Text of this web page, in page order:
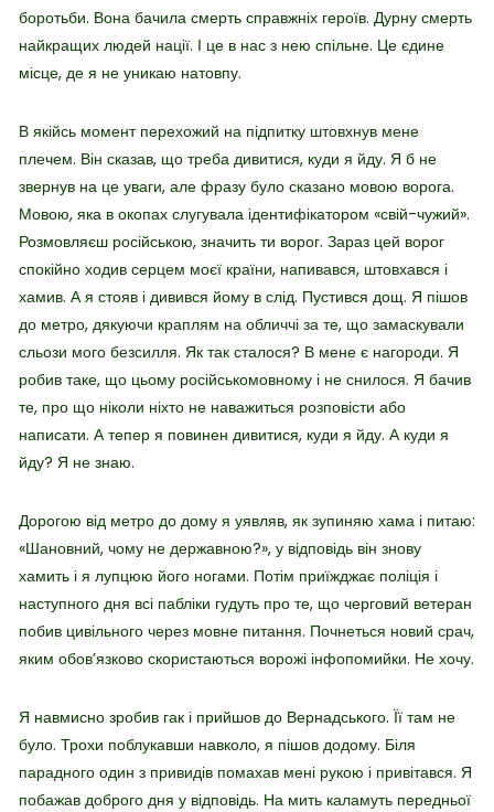
боротьби. Вона бачила смерть справжніх героїв. Дурну смерть
найкращих людей нації. І це в нас з нею спільне. Це єдине
місце, де я не уникаю натовпу.
В якійсь момент перехожий на підпитку штовхнув мене
плечем. Він сказав, що треба дивитися, куди я йду. Я б не
звернув на це уваги, але фразу було сказано мовою ворога.
Мовою, яка в окопах слугувала ідентифікатором «свій-чужий».
Розмовляєш російською, значить ти ворог. Зараз цей ворог
спокійно ходив серцем моєї країни, напивався, штовхався і
хамив. А я стояв і дивився йому в слід. Пустився дощ. Я пішов
до метро, дякуючи краплям на обличчі за те, що замаскували
сльози мого безсилля. Як так сталося? В мене є нагороди. Я
робив таке, що цьому російськомовному і не снилося. Я бачив
те, про що ніколи ніхто не наважиться розповісти або
написати. А тепер я повинен дивитися, куди я йду. А куди я
йду? Я не знаю.
Дорогою від метро до дому я уявляв, як зупиняю хама і питаю:
«Шановний, чому не державною?», у відповідь він знову
хамить і я лупцюю його ногами. Потім приїжджає поліція і
наступного дня всі пабліки гудуть про те, що черговий ветеран
побив цивільного через мовне питання. Почнеться новий срач,
яким обов’язково скористаються ворожі інфопомийки. Не хочу.
Я навмисно зробив гак і прийшов до Вернадського. Її там не
було. Трохи поблукавши навколо, я пішов додому. Біля
парадного один з привидів помахав мені рукою і привітався. Я
побажав доброго дня у відповідь. На мить каламуть передньої